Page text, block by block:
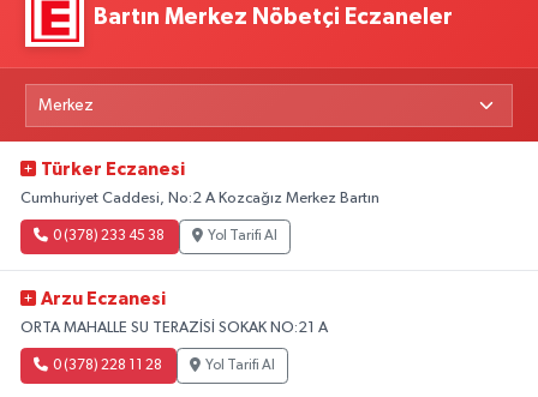
Bartın Merkez Nöbetçi Eczaneler
Türker Eczanesi
Cumhuriyet Caddesi, No:2 A Kozcağız Merkez Bartın
0 (378) 233 45 38 Yol Tarifi Al
Arzu Eczanesi
ORTA MAHALLE SU TERAZİSİ SOKAK NO:21 A
0 (378) 228 11 28 Yol Tarifi Al